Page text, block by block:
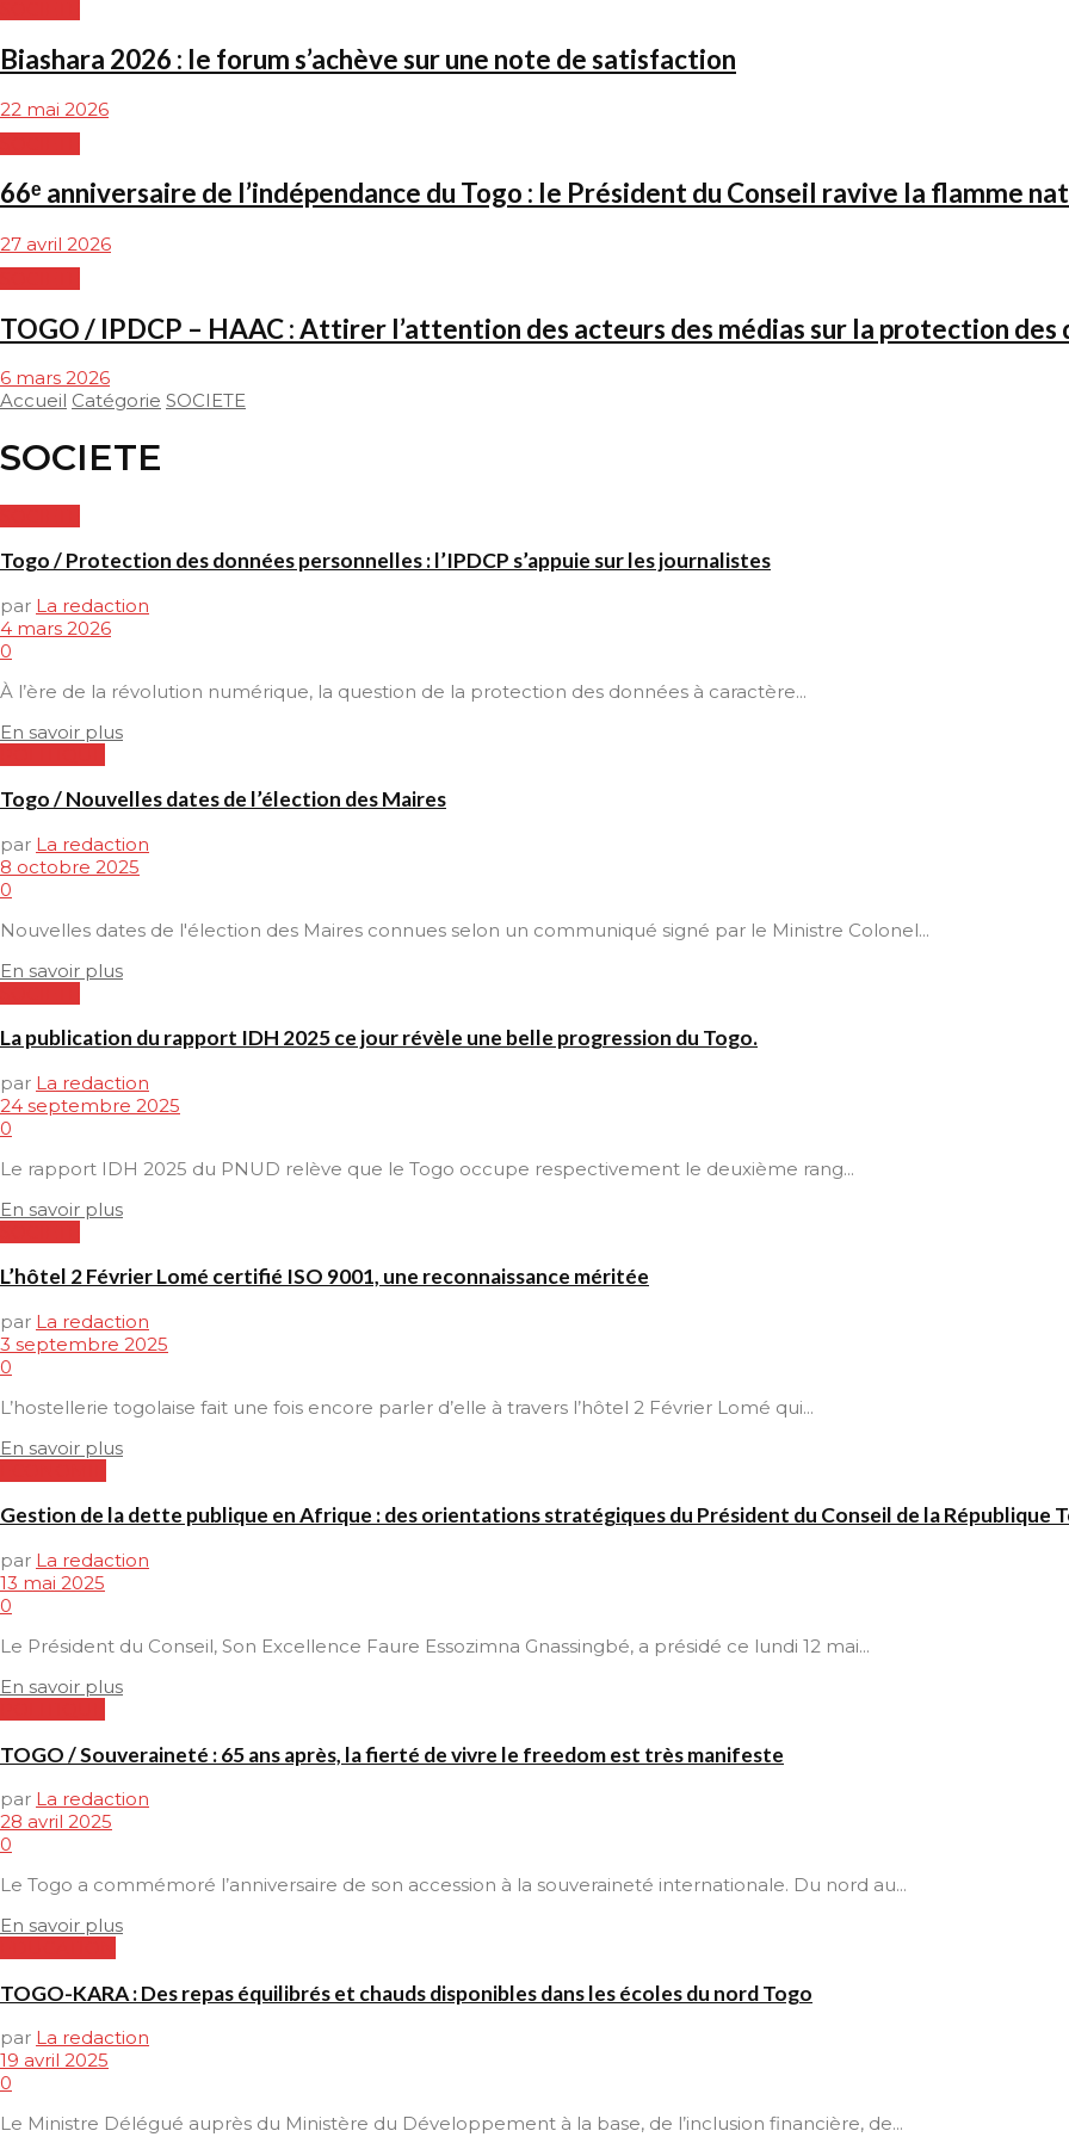
Biashara 2026 : le forum s’achève sur une note de satisfaction
22 mai 2026
66ᵉ anniversaire de l’indépendance du Togo : le Président du Conseil ravive la flamme
27 avril 2026
TOGO / IPDCP – HAAC : Attirer l’attention des acteurs des médias sur la protection des
6 mars 2026
Accueil Catégorie SOCIETE
SOCIETE
Togo / Protection des données personnelles : l’IPDCP s’appuie sur les journalistes
par La redaction
4 mars 2026
0
À l’ère de la révolution numérique, la question de la protection des données à caractère...
En savoir plus
Togo / Nouvelles dates de l’élection des Maires
par La redaction
8 octobre 2025
0
Nouvelles dates de l'élection des Maires connues selon un communiqué signé par le Ministre Colonel...
En savoir plus
La publication du rapport IDH 2025 ce jour révèle une belle progression du Togo.
par La redaction
24 septembre 2025
0
Le rapport IDH 2025 du PNUD relève que le Togo occupe respectivement le deuxième rang...
En savoir plus
L’hôtel 2 Février Lomé certifié ISO 9001, une reconnaissance méritée
par La redaction
3 septembre 2025
0
L’hostellerie togolaise fait une fois encore parler d’elle à travers l’hôtel 2 Février Lomé qui...
En savoir plus
Gestion de la dette publique en Afrique : des orientations stratégiques du Président du Conseil de la République
par La redaction
13 mai 2025
0
Le Président du Conseil, Son Excellence Faure Essozimna Gnassingbé, a présidé ce lundi 12 mai...
En savoir plus
TOGO / Souveraineté : 65 ans après, la fierté de vivre le freedom est très manifeste
par La redaction
28 avril 2025
0
Le Togo a commémoré l’anniversaire de son accession à la souveraineté internationale. Du nord au...
En savoir plus
TOGO-KARA : Des repas équilibrés et chauds disponibles dans les écoles du nord Togo
par La redaction
19 avril 2025
0
Le Ministre Délégué auprès du Ministère du Développement à la base, de l’inclusion financière, de...